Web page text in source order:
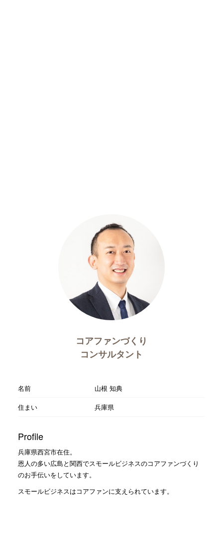
コアファンづくり
コンサルタント
名前
山根 知典
住まい
兵庫県
Profile
兵庫県西宮市在住。
恩人の多い広島と関西でスモールビジネスのコアファンづくり
のお手伝いをしています。
スモールビジネスはコアファンに支えられています。